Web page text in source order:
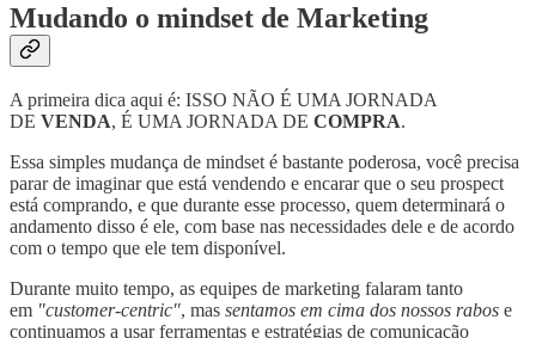
Mudando o mindset de Marketing
A primeira dica aqui é: ISSO NÃO É UMA JORNADA
DE VENDA, É UMA JORNADA DE COMPRA.
Essa simples mudança de mindset é bastante poderosa, você precisa
parar de imaginar que está vendendo e encarar que o seu prospect
está comprando, e que durante esse processo, quem determinará o
andamento disso é ele, com base nas necessidades dele e de acordo
com o tempo que ele tem disponível.
Durante muito tempo, as equipes de marketing falaram tanto
em "customer-centric", mas sentamos em cima dos nossos rabos e
continuamos a usar ferramentas e estratégias de comunicação